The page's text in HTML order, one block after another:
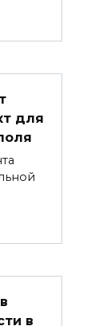
для
в